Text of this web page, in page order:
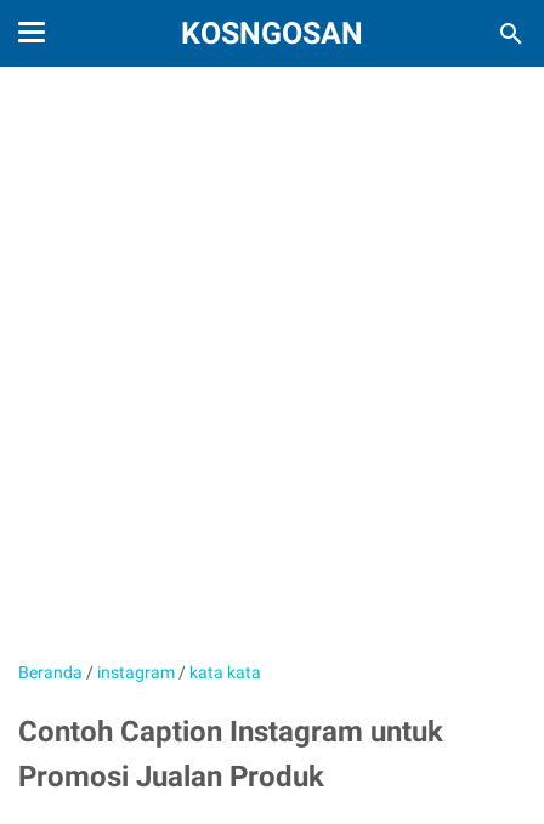
KOSNGOSAN
Beranda / instagram / kata kata
Contoh Caption Instagram untuk
Promosi Jualan Produk